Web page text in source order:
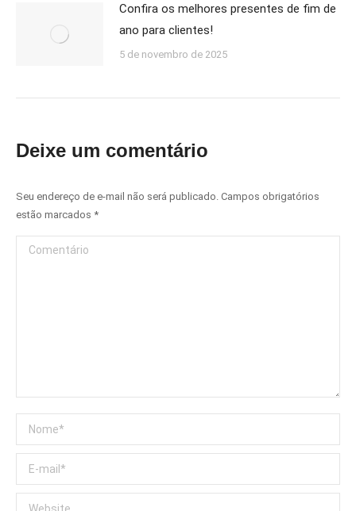
Confira os melhores presentes de fim de
ano para clientes!
5 de novembro de 2025
Deixe um comentário
Seu endereço de e-mail não será publicado. Campos obrigatórios
estão marcados *
Comentário
Nome *
E-mail *
Website